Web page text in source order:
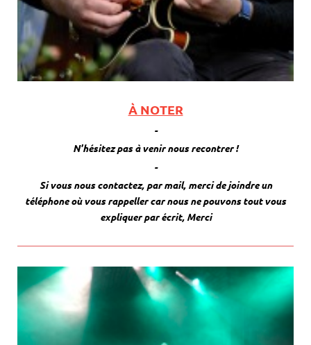
À NOTER
-
N'hésitez pas à venir nous recontrer !
-
Si vous nous contactez, par mail, merci de joindre un
téléphone où vous rappeller car nous ne pouvons tout vous
expliquer par écrit, Merci